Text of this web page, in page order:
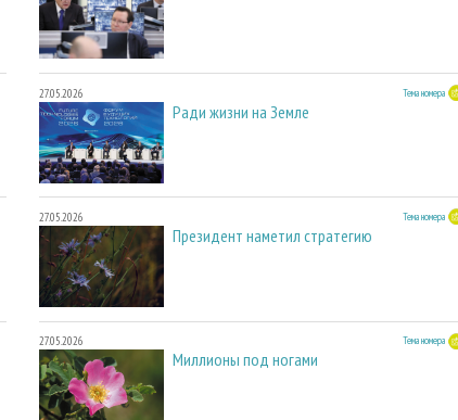
27.05.2026 Тема номера
Ради жизни на Земле
27.05.2026 Тема номера
Президент наметил стратегию
27.05.2026 Тема номера
Миллионы под ногами